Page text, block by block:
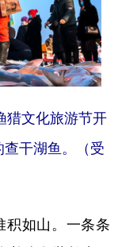
猎文化旅游节开
干湖鱼。（受
如山。一条条